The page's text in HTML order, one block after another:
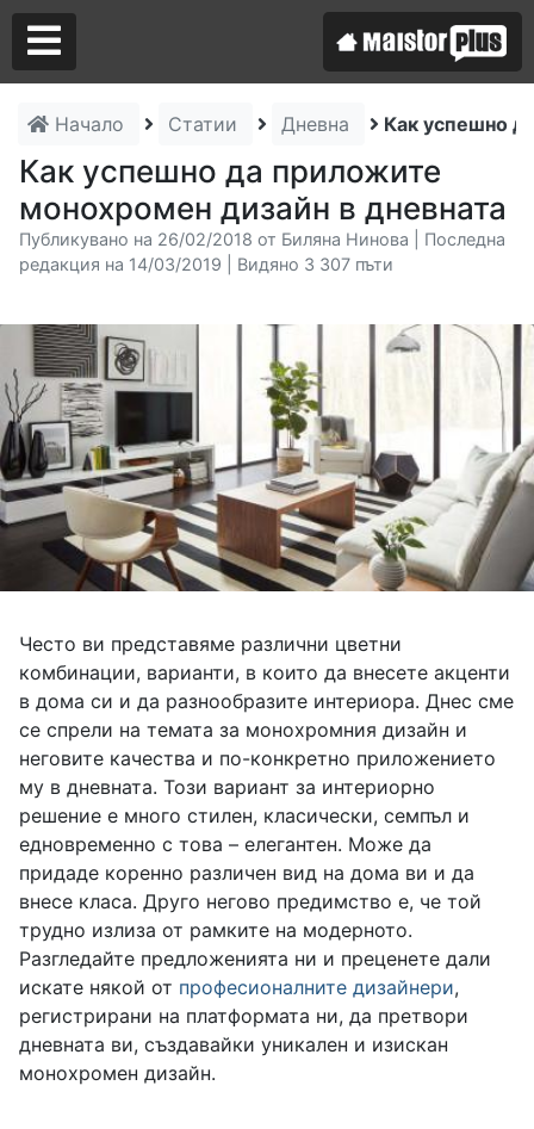
Начало Статии Дневна Как успешно
Как успешно да приложите
монохромен дизайн в дневната
Публикувано на 26/02/2018 от Биляна Нинова | Последна
редакция на 14/03/2019 | Видяно 3 307 пъти
Често ви представяме различни цветни
комбинации, варианти, в които да внесете акценти
в дома си и да разнообразите интериора. Днес сме
се спрели на темата за монохромния дизайн и
неговите качества и по-конкретно приложението
му в дневната. Този вариант за интериорно
решение е много стилен, класически, семпъл и
едновременно с това – елегантен. Може да
придаде коренно различен вид на дома ви и да
внесе класа. Друго негово предимство е, че той
трудно излиза от рамките на модерното.
Разгледайте предложенията ни и преценете дали
искате някой от професионалните дизайнери,
регистрирани на платформата ни, да претвори
дневната ви, създавайки уникален и изискан
монохромен дизайн.
Аз съм майстор
Търся майстор